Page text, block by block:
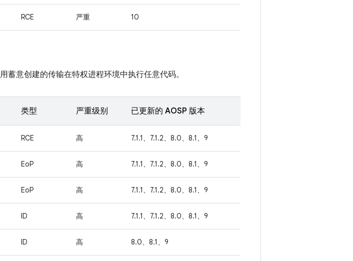
RCE 严重 10
蓄意创建的传输在特权进程环境中执行任意代码。
类型 严重级别 已更新的 AOSP 版本
RCE 高 7.1.1、7.1.2、8.0、8.1、9
EoP 高 7.1.1、7.1.2、8.0、8.1、9
EoP 高 7.1.1、7.1.2、8.0、8.1、9
ID 高 7.1.1、7.1.2、8.0、8.1、9
ID 高 8.0、8.1、9